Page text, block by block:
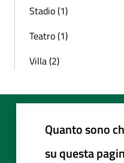
Stadio (1)
Teatro (1)
Villa (2)
Quanto sono
su questa